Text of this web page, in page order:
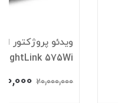
ویدئو پروژکتور
575Wi
20,000,000